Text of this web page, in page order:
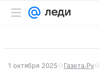
1 октября 2025 Газета.Ру